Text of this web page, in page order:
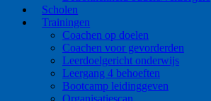
Scholen
Trainingen
Coachen op doelen
Coachen voor gevorderden
Leerdoelgericht onderwijs
Leergang 4 behoeften
Bootcamp leidinggeven
Organisatiescan